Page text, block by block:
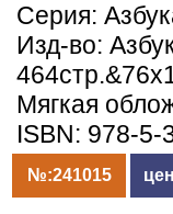
Серия:
Изд-во:
Мягкая
ISBN: 978-5-
№:241015